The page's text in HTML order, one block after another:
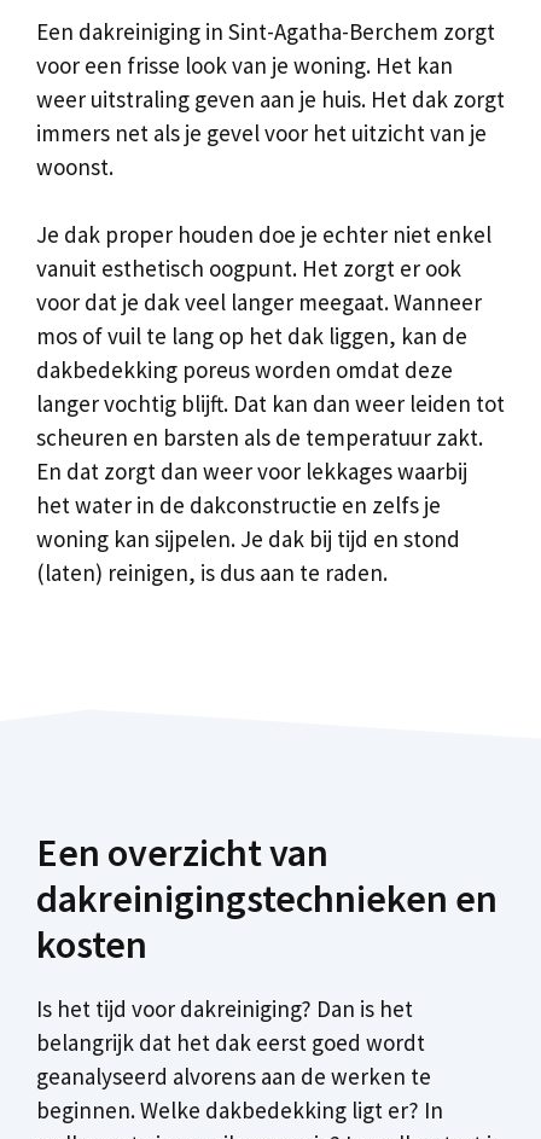
Een dakreiniging in Sint-Agatha-Berchem zorgt
voor een frisse look van je woning. Het kan
weer uitstraling geven aan je huis. Het dak zorgt
immers net als je gevel voor het uitzicht van je
woonst.
Je dak proper houden doe je echter niet enkel
vanuit esthetisch oogpunt. Het zorgt er ook
voor dat je dak veel langer meegaat. Wanneer
mos of vuil te lang op het dak liggen, kan de
dakbedekking poreus worden omdat deze
langer vochtig blijft. Dat kan dan weer leiden tot
scheuren en barsten als de temperatuur zakt.
En dat zorgt dan weer voor lekkages waarbij
het water in de dakconstructie en zelfs je
woning kan sijpelen. Je dak bij tijd en stond
(laten) reinigen, is dus aan te raden.
Een overzicht van
dakreinigingstechnieken en
kosten
Is het tijd voor dakreiniging? Dan is het
belangrijk dat het dak eerst goed wordt
geanalyseerd alvorens aan de werken te
beginnen. Welke dakbedekking ligt er? In